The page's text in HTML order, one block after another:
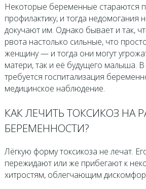
Некоторые беременные стараются
профилактику, и тогда недомогания
докучают им. Однако бывает и так,
рвота настолько сильные, что
женщину — и тогда они могут
матери, так и её будущего малыша. В
требуется госпитализация
медицинское наблюдение.
КАК ЛЕЧИТЬ ТОКСИКОЗ НА
БЕРЕМЕННОСТИ?
Лёгкую форму токсикоза не лечат.
пережидают или же прибегают к
хитростям, облегчающим